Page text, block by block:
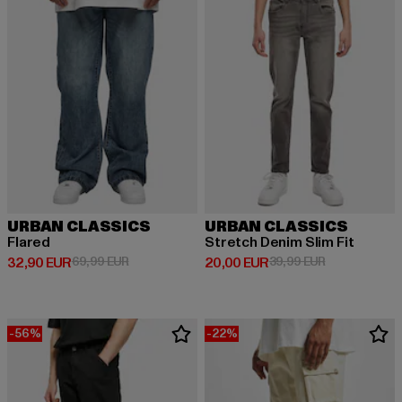
URBAN CLASSICS
Flared
32,90 EUR
Derzeitiger Preis: 32,90 EUR
69,99 EURAktionspreis: 69,99 EUR
URBAN CLASSICS
Stretch Denim Slim Fit
20,00 EUR
Derzeitiger Preis: 20,00 EUR
39,99 EURAktionspreis:
-56% -22%